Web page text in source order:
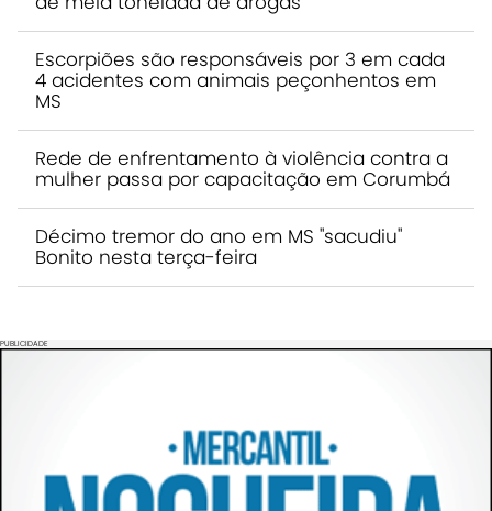
Escorpiões são responsáveis por 3 em cada
4 acidentes com animais peçonhentos em
MS
Rede de enfrentamento à violência contra a
mulher passa por capacitação em Corumbá
Décimo tremor do ano em MS "sacudiu"
Bonito nesta terça-feira
PUBLICIDADE